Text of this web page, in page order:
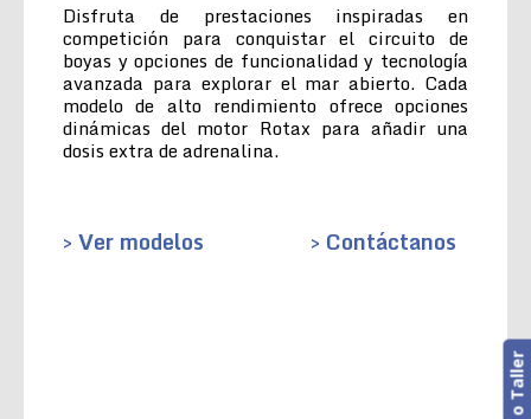
Disfruta de prestaciones inspiradas en
competición para conquistar el circuito de
boyas y opciones de funcionalidad y tecnología
avanzada para explorar el mar abierto. Cada
modelo de alto rendimiento ofrece opciones
dinámicas del motor Rotax para añadir una
dosis extra de adrenalina.
> Ver modelos > Contáctanos